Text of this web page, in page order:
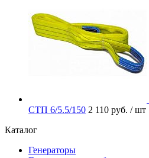
СТП 6/5.5/150 2 110 руб. / шт
Каталог
Генераторы